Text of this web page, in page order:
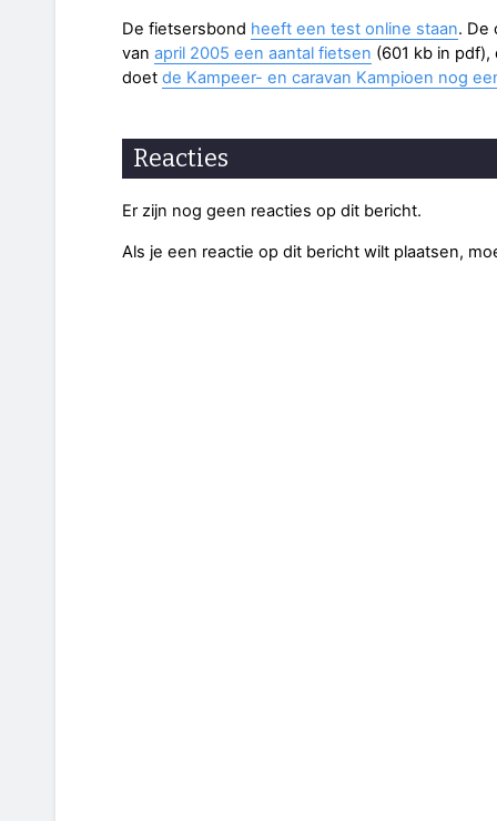
De fietsersbond heeft een test online staan. De
van april 2005 een aantal fietsen (601 kb in
doet de Kampeer- en caravan Kampioen nog
Reacties
Er zijn nog geen reacties op dit bericht.
Als je een reactie op dit bericht wilt plaatsen,